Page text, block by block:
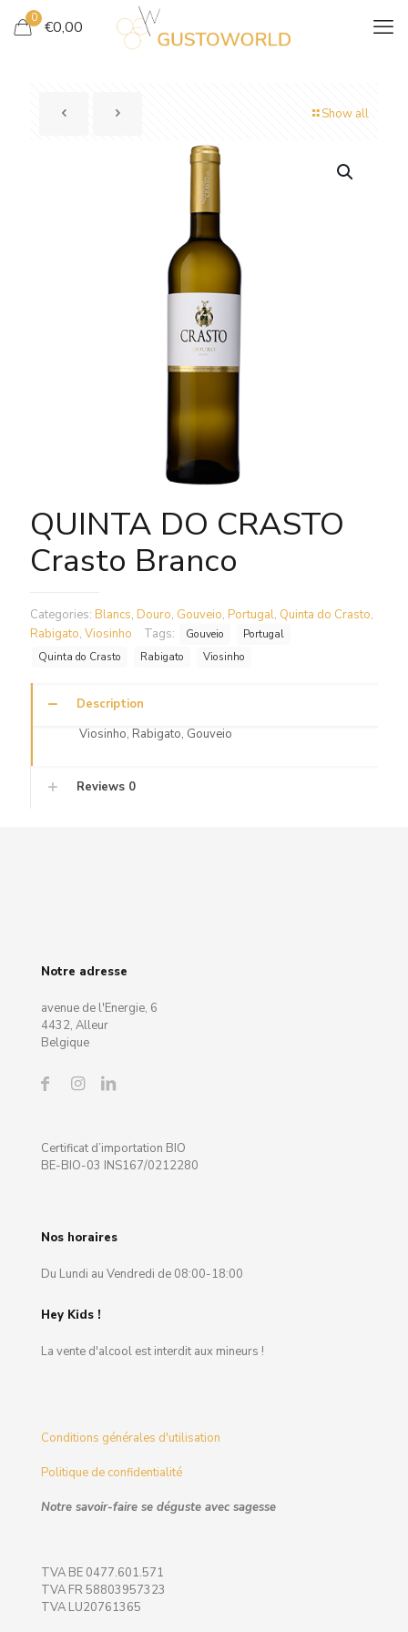
0 €0,00
Show all
QUINTA DO CRASTO
Crasto Branco
Categories: Blancs, Douro, Gouveio, Portugal, Quinta do Crasto,
Rabigato, Viosinho Tags: Gouveio
Portugal
Quinta do Crasto
Rabigato Viosinho
Description
Viosinho, Rabigato, Gouveio
Reviews 0
Notre adresse
avenue de l'Energie, 6
4432, Alleur
Belgique
Certificat d’importation BIO
BE-BIO-03 INS167/0212280
Nos horaires
Du Lundi au Vendredi de 08:00-18:00
Hey Kids !
La vente d'alcool est interdit aux mineurs !
Conditions générales d'utilisation
Politique de confidentialité
Notre savoir-faire se déguste avec sagesse
TVA BE 0477.601.571
TVA FR 58803957323
TVA LU20761365